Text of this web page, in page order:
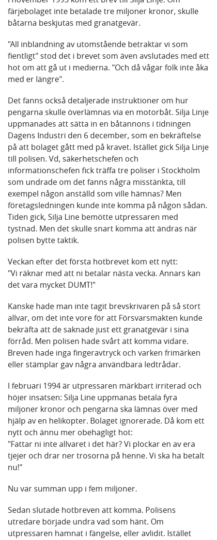
färjebolaget inte betalade tre miljoner kronor, skulle
båtarna beskjutas med granatgevär.
"All inblandning av utomstående betraktar vi som
fientligt" stod det i brevet som även avslutades med ett
hot om att gå ut i medierna. "Och då vågar folk inte åka
med er längre".
Det fanns också detaljerade instruktioner om hur
pengarna skulle överlämnas via en motorbåt. Silja Linje
uppmanades att sätta in en båtannons i tidningen
Dagens Industri den 6 december, som en bekräftelse
på att bolaget gått med på kravet. Istället gick Silja Linje
till polisen. Vd, säkerhetschefen och
informationschefen fick träffa tre poliser i Stockholm
som undrade om det fanns några misstänkta, till
exempel någon anställd som ville hämnas? Men
företagsledningen kunde inte komma på någon sådan.
Tiden gick, Silja Line bemötte utpressaren med
tystnad. Men det skulle snart komma att ändras när
polisen bytte taktik.
Veckan efter det första hotbrevet kom ett nytt:
"Vi räknar med att ni betalar nästa vecka. Annars kan
det vara mycket DUMT!"
Kanske hade man inte tagit brevskrivaren på så stort
allvar, om det inte vore för att Försvarsmakten kunde
bekräfta att de saknade just ett granatgevär i sina
förråd. Men polisen hade svårt att komma vidare.
Breven hade inga fingeravtryck och varken frimärken
eller stämplar gav några användbara ledtrådar.
I februari 1994 är utpressaren märkbart irriterad och
höjer insatsen: Silja Line uppmanas betala fyra
miljoner kronor och pengarna ska lämnas över med
hjälp av en helikopter. Bolaget ignorerade. Då kom ett
nytt och ännu mer obehagligt hot:
"Fattar ni inte allvaret i det här? Vi plockar en av era
tjejer och drar ner trosorna på henne. Vi ska ha betalt
nu!"
Nu var summan upp i fem miljoner.
Sedan slutade hotbreven att komma. Polisens
utredare började undra vad som hänt. Om
utpressaren hamnat i fängelse, eller avlidit. Istället